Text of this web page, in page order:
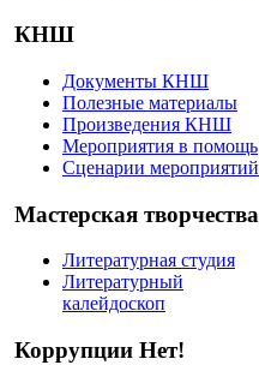
КНШ
Документы КНШ
Полезные материалы
Произведения КНШ
Мероприятия в помощь
Сценарии мероприятий
Мастерская творчества
Литературная студия
Литературный
калейдоскоп
Коррупции Нет!